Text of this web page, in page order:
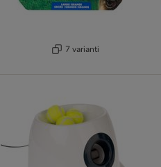
7 varianti